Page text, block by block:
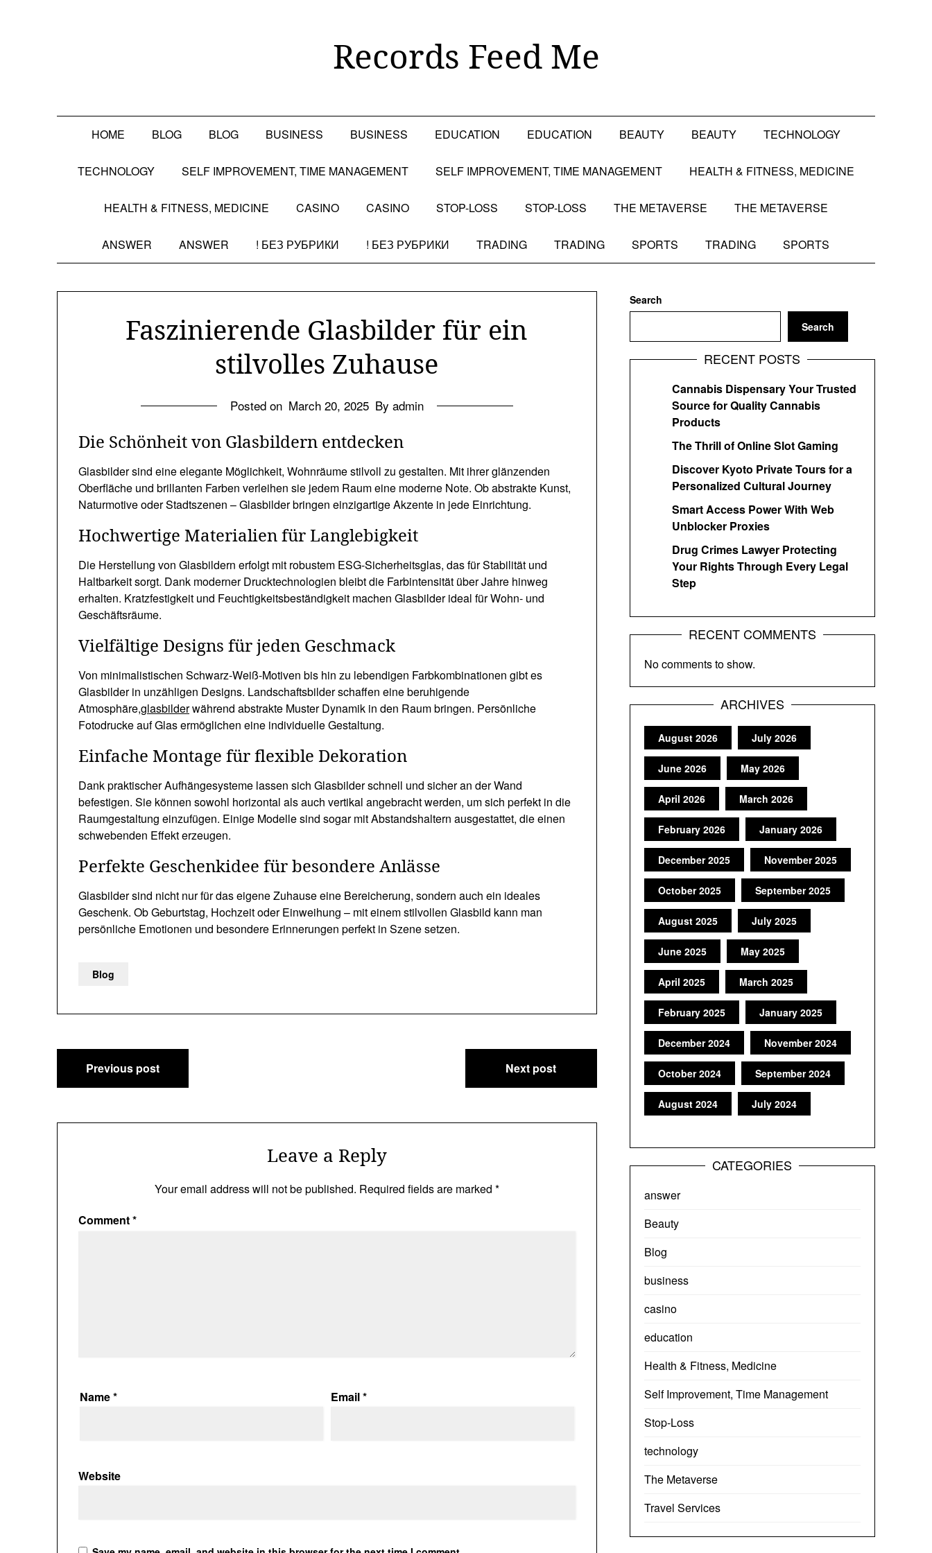
Records Feed Me
HOME BLOG BLOG BUSINESS BUSINESS EDUCATION EDUCATION BEAUTY BEAUTY TECHNOLOGY
TECHNOLOGY SELF IMPROVEMENT, TIME MANAGEMENT SELF IMPROVEMENT, TIME MANAGEMENT HEALTH & FITNESS, MEDICINE
HEALTH & FITNESS, MEDICINE CASINO CASINO STOP-LOSS STOP-LOSS THE METAVERSE THE METAVERSE
ANSWER ANSWER ! БЕЗ РУБРИКИ ! БЕЗ РУБРИКИ TRADING TRADING SPORTS TRADING SPORTS
Faszinierende Glasbilder für ein
stilvolles Zuhause
Posted on March 20, 2025 By admin
Die Schönheit von Glasbildern entdecken
Glasbilder sind eine elegante Möglichkeit, Wohnräume stilvoll zu gestalten. Mit ihrer glänzenden
Oberfläche und brillanten Farben verleihen sie jedem Raum eine moderne Note. Ob abstrakte Kunst,
Naturmotive oder Stadtszenen – Glasbilder bringen einzigartige Akzente in jede Einrichtung.
Hochwertige Materialien für Langlebigkeit
Die Herstellung von Glasbildern erfolgt mit robustem ESG-Sicherheitsglas, das für Stabilität und
Haltbarkeit sorgt. Dank moderner Drucktechnologien bleibt die Farbintensität über Jahre hinweg
erhalten. Kratzfestigkeit und Feuchtigkeitsbeständigkeit machen Glasbilder ideal für Wohn- und
Geschäftsräume.
Vielfältige Designs für jeden Geschmack
Von minimalistischen Schwarz-Weiß-Motiven bis hin zu lebendigen Farbkombinationen gibt es
Glasbilder in unzähligen Designs. Landschaftsbilder schaffen eine beruhigende
Atmosphäre,glasbilderwährend abstrakte Muster Dynamik in den Raum bringen. Persönliche
Fotodrucke auf Glas ermöglichen eine individuelle Gestaltung.
Einfache Montage für flexible Dekoration
Dank praktischer Aufhängesysteme lassen sich Glasbilder schnell und sicher an der Wand
befestigen. Sie können sowohl horizontal als auch vertikal angebracht werden, um sich perfekt in die
Raumgestaltung einzufügen. Einige Modelle sind sogar mit Abstandshaltern ausgestattet, die einen
schwebenden Effekt erzeugen.
Perfekte Geschenkidee für besondere Anlässe
Glasbilder sind nicht nur für das eigene Zuhause eine Bereicherung, sondern auch ein ideales
Geschenk. Ob Geburtstag, Hochzeit oder Einweihung – mit einem stilvollen Glasbild kann man
persönliche Emotionen und besondere Erinnerungen perfekt in Szene setzen.
Blog
Post
navigation
Previous post Next post
Leave a Reply
Your email address will not be published. Required fields are marked *
Comment*
Name* Email*
Website
Search
Search
RECENT POSTS
Cannabis Dispensary Your Trusted
Source for Quality Cannabis
Products
The Thrill of Online Slot Gaming
Discover Kyoto Private Tours for a
Personalized Cultural Journey
Smart Access Power With Web
Unblocker Proxies
Drug Crimes Lawyer Protecting
Your Rights Through Every Legal
Step
RECENT COMMENTS
No comments to show.
ARCHIVES
August 2026 July 2026
June 2026 May 2026
April 2026 March 2026
February 2026 January 2026
December 2025 November 2025
October 2025 September 2025
August 2025 July 2025
June 2025 May 2025
April 2025 March 2025
February 2025 January 2025
December 2024 November 2024
October 2024 September 2024
August 2024 July 2024
CATEGORIES
answer
Beauty
Blog
business
casino
education
Health & Fitness, Medicine
Self Improvement, Time Management
Stop-Loss
technology
The Metaverse
Travel Services